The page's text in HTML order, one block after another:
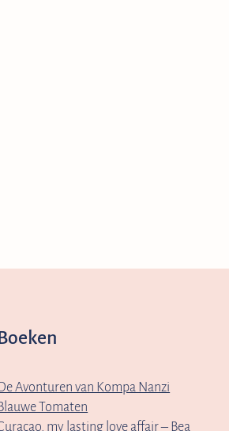
Avonturen van Kompa Nanzi
Tomaten
my lasting love affair – Bea